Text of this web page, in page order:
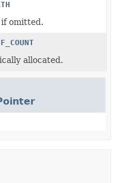
omitted.
allocated.